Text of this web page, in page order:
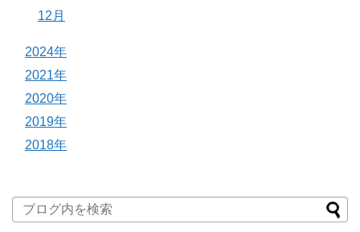
12月
2024年
2021年
2020年
2019年
2018年